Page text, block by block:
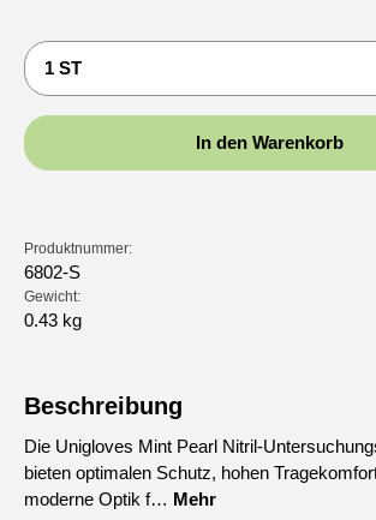
Produkt Anzahl: Gib den
In den Warenkorb
Produktnummer:
6802-S
Gewicht:
0.43 kg
Beschreibung
Die Unigloves Mint Pearl Nitril-
bieten optimalen Schutz, hohen
moderne Optik f… Mehr